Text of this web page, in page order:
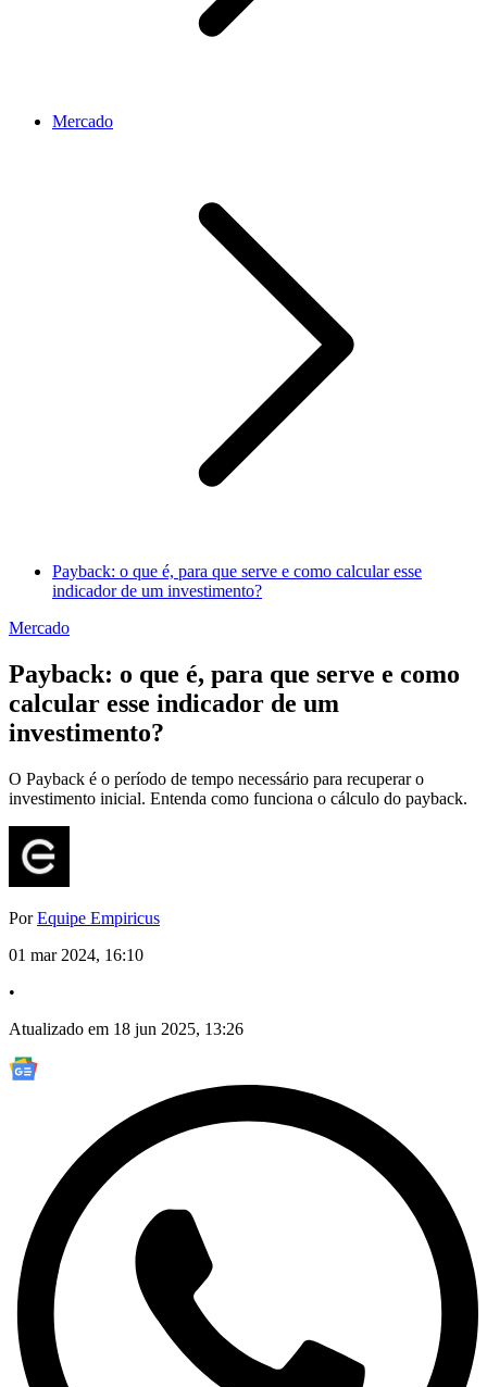
Mercado
Payback: o que é, para que serve e como calcular esse
indicador de um investimento?
Mercado
Payback: o que é, para que serve e como
calcular esse indicador de um
investimento?
O Payback é o período de tempo necessário para recuperar o
investimento inicial. Entenda como funciona o cálculo do payback.
PorEquipe Empiricus
01 mar 2024, 16:10
•
Atualizado em 18 jun 2025, 13:26